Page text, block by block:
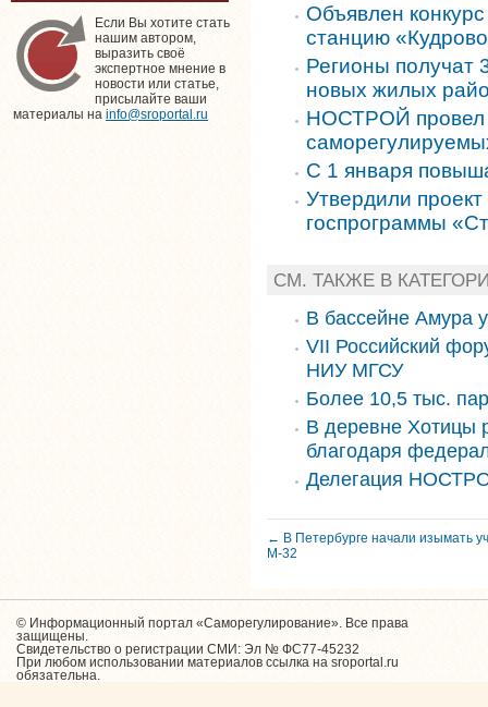
Если Вы хотите стать
нашим автором,
выразить своё
экспертное мнение в
новости или статье,
присылайте ваши
материалы на info@sroportal.ru
Объявлен
станцию
Регионы получат
новых жилых
НОСТРОЙ провел
С 1 января
Утвердили
госпрограммы
СМ. ТАКЖЕ В
В бассейне Амура
VII Российский
НИУ МГСУ
Более 10,5 тыс.
В деревне Хотицы
благодаря
Делегация
← В Петербурге начали изымать
М-32
© Информационный портал «Саморегулирование». Все права
защищены.
Свидетельство о регистрации СМИ: Эл № ФС77-45232
При любом использовании материалов ссылка на sroportal.ru
обязательна.